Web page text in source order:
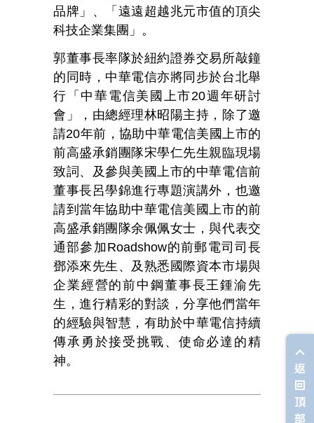
品牌」、「遠遠超越兆元市值的頂尖
科技企業集團」。
郭董事長率隊於紐約證券交易所敲鐘
的同時，中華電信亦將同步於台北舉
行「中華電信美國上市20週年研討
會」，由總經理林昭陽主持，除了邀
請20年前，協助中華電信美國上市的
前高盛承銷團隊宋學仁先生親臨現場
致詞、及參與美國上市的中華電信前
董事長呂學錦進行專題演講外，也邀
請到當年協助中華電信美國上市的前
高盛承銷團隊余佩佩女士，與代表交
通部參加Roadshow的前郵電司司長
鄧添來先生、及熟悉國際資本市場與
企業經營的前中鋼董事長王鍾渝先
生，進行精彩的對談，分享他們當年
的經驗與智慧，有助於中華電信持續
傳承勇於接受挑戰、使命必達的精
神。
返
回
頂
部